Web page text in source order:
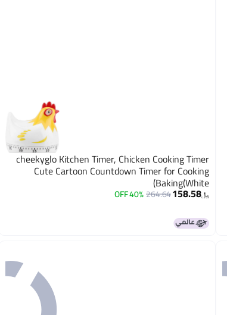
cheekyglo Kitchen Timer, Chicken Cooking Timer
Cute Cartoon Countdown Timer for Cooking
Baking(White)
﷼‏158.58
264.64
40% OFF